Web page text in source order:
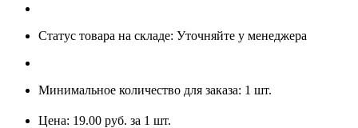
Статус товара на складе: Уточняйте у менеджера
Минимальное количество для заказа: 1 шт.
Цена: 19.00 руб. за 1 шт.